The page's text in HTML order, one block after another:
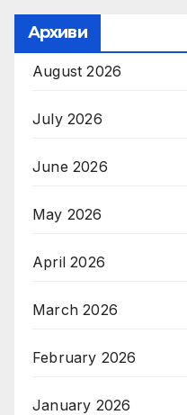
Архиви
August 2026
July 2026
June 2026
May 2026
April 2026
March 2026
February 2026
January 2026